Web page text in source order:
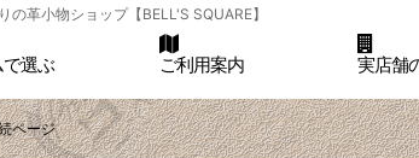
革小物ショップ【BELL'S SQUARE】
選ぶ ご利用案内 実店舗
ページ